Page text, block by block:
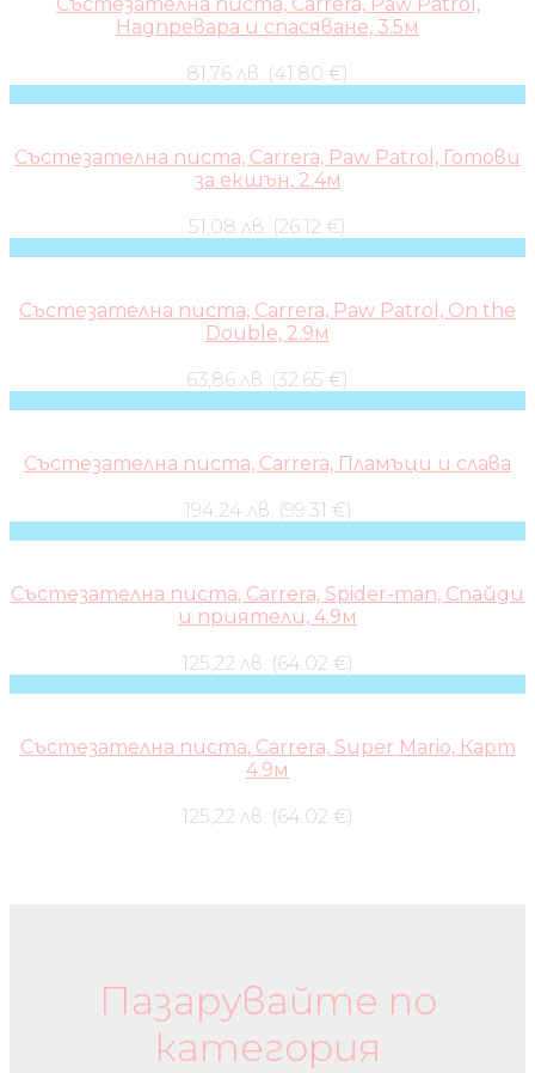
Надпревара и спасяване, 3.5м
81,76 лв. (41.80 €)
Състезателна писта, Carrera, Paw Patrol, Готови
за екшън, 2.4м
51,08 лв. (26.12 €)
Състезателна писта, Carrera, Paw Patrol, On the
Double, 2.9м
63,86 лв. (32.65 €)
Състезателна писта, Carrera, Пламъци и слава
194,24 лв. (99.31 €)
Състезателна писта, Carrera, Spider-man, Спайди
и приятели, 4.9м
125,22 лв. (64.02 €)
Състезателна писта, Carrera, Super Mario, Карт
4.9м
125,22 лв. (64.02 €)
Пазарувайте по
категория